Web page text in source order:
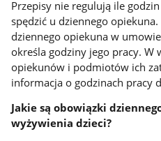
Przepisy nie regulują ile
spędzić u dziennego
dziennego opiekuna w
określa godziny jego pracy. W
opiekunów i podmiotów ich
informacja o godzinach pracy
Jakie są obowiązki
wyżywienia dzieci?